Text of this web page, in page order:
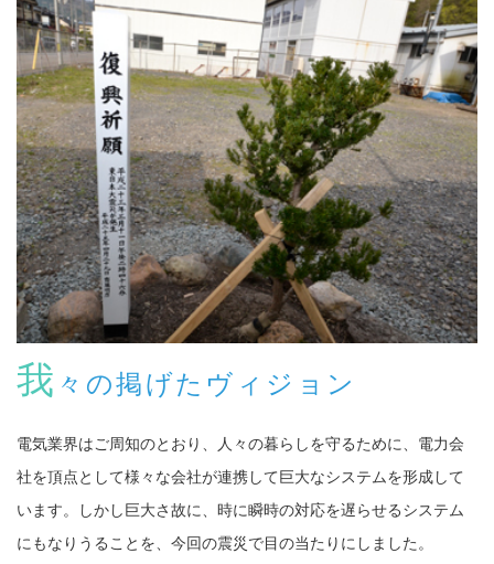
我 々の掲げたヴィジョン
電気業界はご周知のとおり、人々の暮らしを守るために、電力会
社を頂点として様々な会社が連携して巨大なシステムを形成して
います。しかし巨大さ故に、時に瞬時の対応を遅らせるシステム
にもなりうることを、今回の震災で目の当たりにしました。